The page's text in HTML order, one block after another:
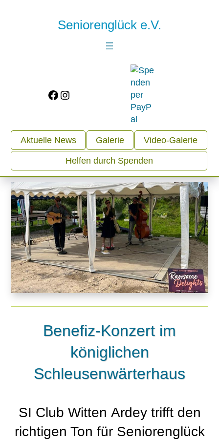
Seniorenglück e.V.
Facebook
Instagram
Aktuelle News Galerie Video-Galerie
Helfen durch Spenden
Benefiz-Konzert im
königlichen
Schleusenwärterhaus
SI Club Witten Ardey trifft den
richtigen Ton für Seniorenglück